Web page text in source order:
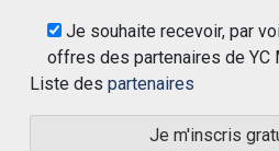
Je souhaite recevoir, par
offres des partenaires de YC
Liste des partenaires